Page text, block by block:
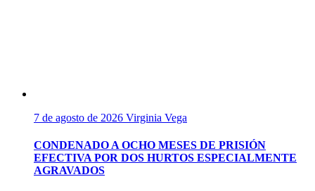
7 de agosto de 2026 Virginia Vega
CONDENADO A OCHO MESES DE PRISIÓN
EFECTIVA POR DOS HURTOS ESPECIALMENTE
AGRAVADOS